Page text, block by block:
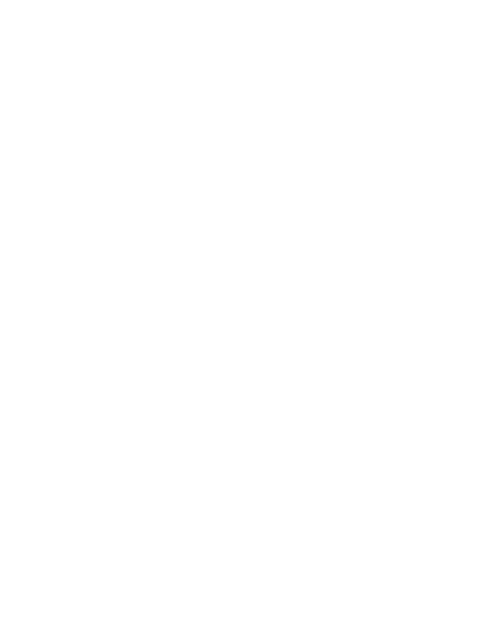
Na relaxáciu a oddych vám dobre poslúži hotelové Wellness zázemie s ponukou masáží a
všetkým, od prenájmu auta až po plánovanie výletov, a odporučí vám tie najlepšie miesta v meste